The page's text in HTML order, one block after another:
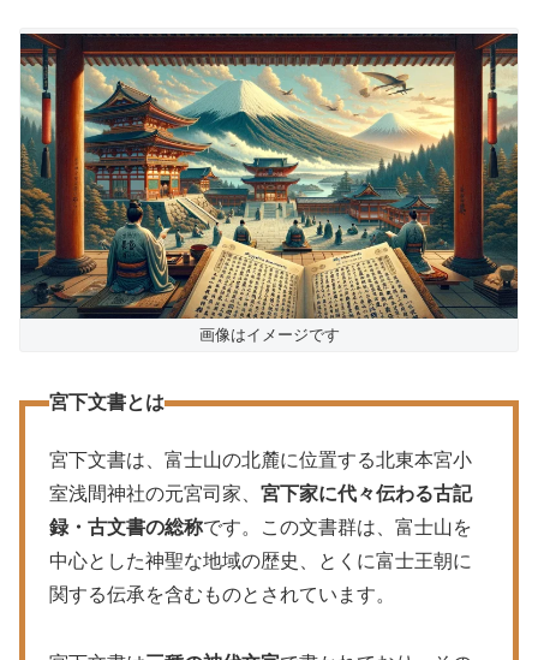
画像はイメージです
宮下文書とは
宮下文書は、富士山の北麓に位置する北東本宮小
室浅間神社の元宮司家、 宮下家に代々伝わる古記
録・古文書の総称です。この文書群は、富士山を
中心とした神聖な地域の歴史、とくに富士王朝に
関する伝承を含むものとされています​​。